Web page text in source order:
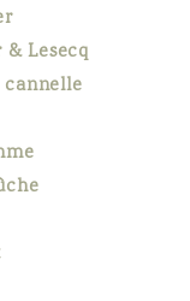
& Lesecq
cannelle